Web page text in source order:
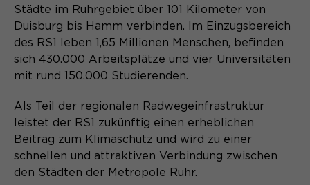
Städte im Ruhrgebiet über 101 Kilometer von
Duisburg bis Hamm verbinden. Im Einzugsbereich
des RS1 leben 1,65 Millionen Menschen, befinden
sich 430.000 Arbeitsplätze und vier Universitäten
mit rund 150.000 Studierenden.
Als Teil der regionalen Radwegeinfrastruktur
leistet der RS1 zukünftig einen erheblichen
Beitrag zum Klimaschutz und wird zu einer
schnellen und attraktiven Verbindung zwischen
den Städten der Metropole Ruhr.